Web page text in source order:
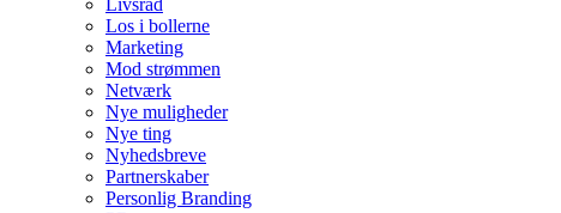
Livsråd
Los i bollerne
Marketing
Mod strømmen
Netværk
Nye muligheder
Nye ting
Nyhedsbreve
Partnerskaber
Personlig Branding